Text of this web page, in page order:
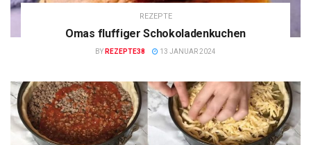
REZEPTE
Omas fluffiger Schokoladenkuchen
BY REZEPTE38 13 JANUAR 2024